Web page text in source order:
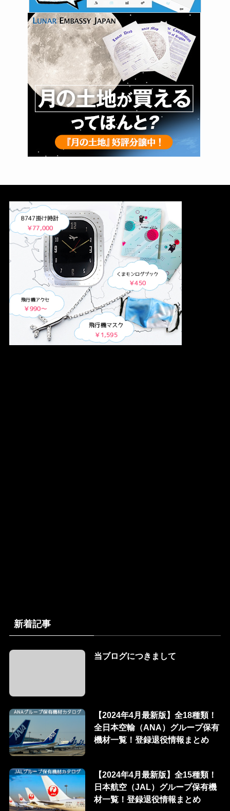
新着記事
当ブログにつきまして
【2024年4月最新版】全18種類！
全日本空輸（ANA）グループ保有
機材一覧！登録退役情報まとめ
【2024年4月最新版】全15種類！
日本航空（JAL）グループ保有機
材一覧！登録退役情報まとめ